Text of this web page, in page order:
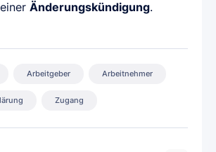
Änderungskündigung.
Arbeitgeber Arbeitnehmer
Zugang